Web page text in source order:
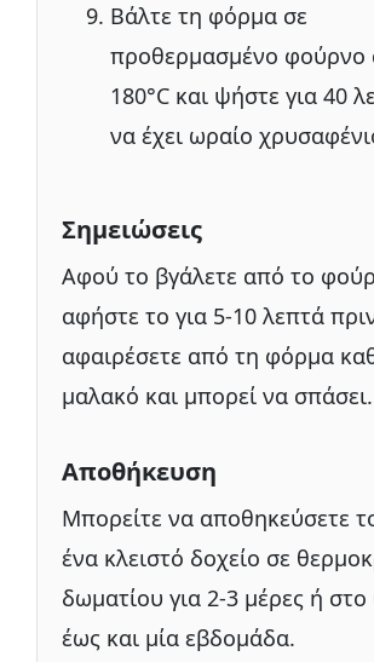
Βάλτε τη φόρμα σε
προθερμασμένο φούρνο
180°C και ψήστε για 40
να έχει ωραίο
Σημειώσεις
Αφού το βγάλετε από το
αφήστε το για 5-10 λεπτά
αφαιρέσετε από τη φόρμα
μαλακό και μπορεί να σπάσει.
Αποθήκευση
Μπορείτε να αποθηκεύσετε
ένα κλειστό δοχείο σε
δωματίου για 2-3 μέρες ή στο
έως και μία εβδομάδα.